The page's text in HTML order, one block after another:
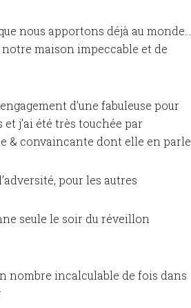
nous apportons déjà au monde…
maison impeccable et de
d’une fabuleuse pour
et j’ai été très touchée par
& convaincante dont elle en parle
pour les autres
seule le soir du réveillon
nombre incalculable de fois dans